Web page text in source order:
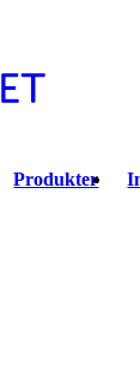
Produkter